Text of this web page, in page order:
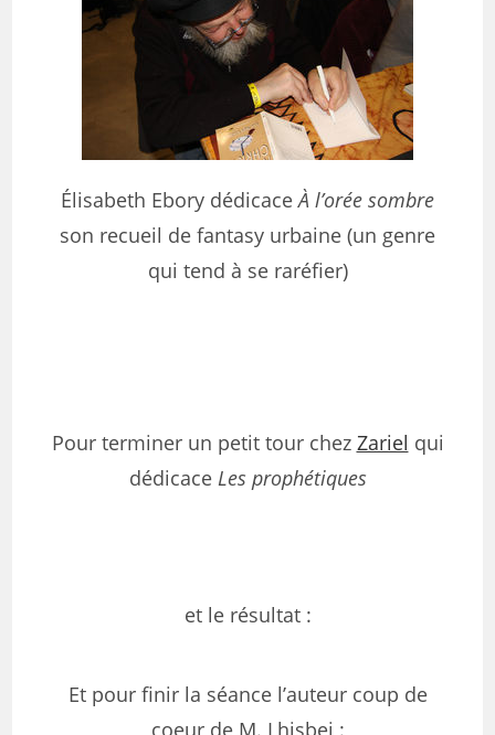
Élisabeth Ebory dédicaceÀ l’orée sombre
son recueil de fantasy urbaine (un genre
qui tend à se raréfier)
Pour terminer un petit tour chez Zariel qui
dédicace Les prophétiques
et le résultat :
Et pour finir la séance l’auteur coup de
coeur de M. Lhisbei :